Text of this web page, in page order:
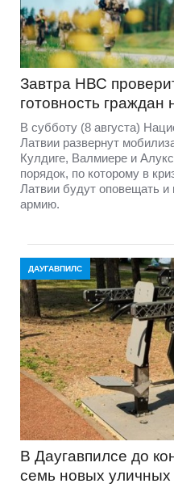
Завтра НВС
готовность граждан
В субботу (8 августа)
Латвии развернут
Кулдиге, Валмиере и
порядок, по которому в
Латвии будут оповещать
армию.
ДАУГАВПИЛС
В Даугавпилсе до
семь новых